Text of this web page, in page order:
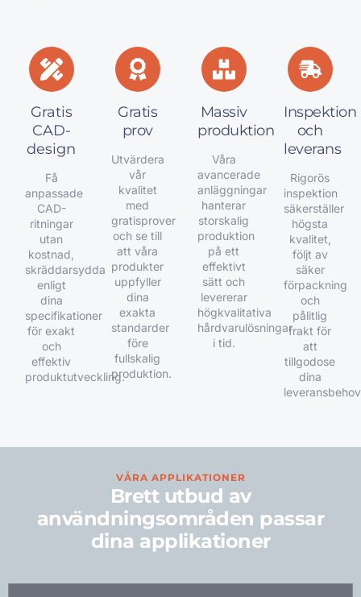
Gratis
CAD-
design
Få
anpassade
CAD-
ritningar
utan
kostnad,
skräddarsydda
enligt
dina
specifikationer
för exakt
och
effektiv
produktutveckling.
Gratis
prov
Utvärdera
vår
kvalitet
med
gratisprover
och se till
att våra
produkter
uppfyller
dina
exakta
standarder
före
fullskalig
produktion.
Massiv
produktion
Våra
avancerade
anläggningar
hanterar
storskalig
produktion
på ett
effektivt
sätt och
levererar
högkvalitativa
hårdvarulösningar
i tid.
Inspektion
och
leverans
Rigorös
inspektion
säkerställer
högsta
kvalitet,
följt av
säker
förpackning
och
pålitlig
frakt för
att
tillgodose
dina
VÅRA APPLIKATIONER
Brett utbud av
användningsområden passar
dina applikationer